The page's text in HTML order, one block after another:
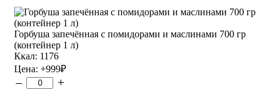
Горбуша запечённая с помидорами и маслинами 700 гр
(контейнер 1 л)
Ккал: 1176
Цена: +999₽
– +